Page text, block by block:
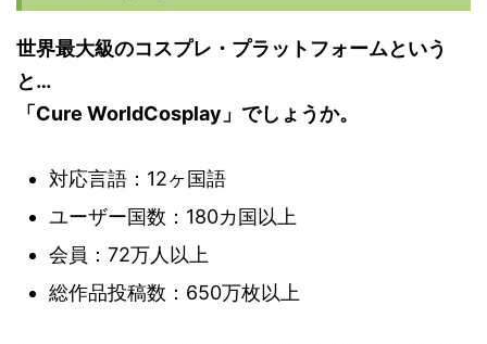
世界最大級のコスプレ・プラットフォームという
と…
「Cure WorldCosplay」でしょうか。
対応言語：12ヶ国語
ユーザー国数：180カ国以上
会員：72万人以上
総作品投稿数：650万枚以上